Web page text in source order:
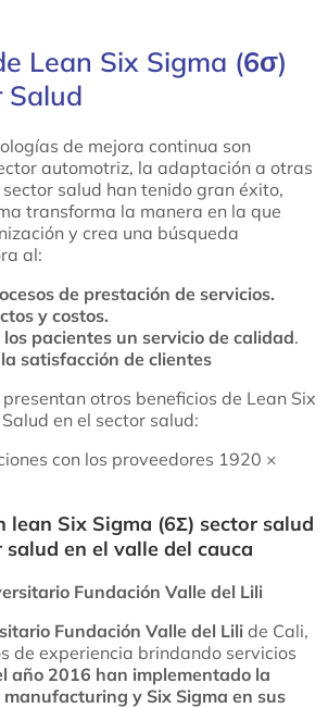
Lean Six Sigma (6σ)
Salud
de mejora continua son
automotriz, la adaptación a otras
salud han tenido gran éxito,
transforma la manera en la que
y crea una búsqueda
al:
de prestación de servicios.
y costos.
pacientes un servicio de calidad.
satisfacción de clientes
otros beneficios de Lean Six
en el sector salud:
lean Six Sigma (6Σ) sector salud
salud en el valle del cauca
Fundación Valle del Lili
Fundación Valle del Lili de Cali,
de experiencia brindando servicios
año 2016 han implementado la
y Six Sigma en sus